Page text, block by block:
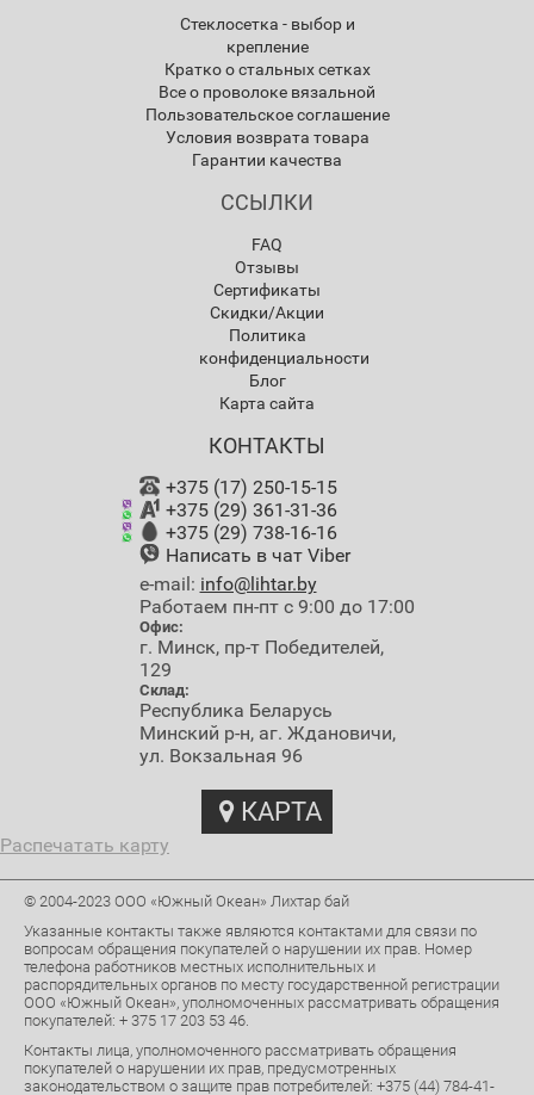
Стеклосетка - выбор и
крепление
Кратко о стальных сетках
Все о проволоке вязальной
Пользовательское соглашение
Условия возврата товара
Гарантии качества
ССЫЛКИ
FAQ
Отзывы
Сертификаты
Скидки/Акции
Политика
конфиденциальности
Блог
Карта сайта
КОНТАКТЫ
+375 (17) 250-15-15
+375 (29) 361-31-36
+375 (29) 738-16-16
Написать в чат Viber
e-mail: info@lihtar.by
Работаем пн-пт с 9:00 до 17:00
Офис:
г. Минск, пр-т Победителей,
129
Склад:
Республика Беларусь
Минский р-н, аг. Ждановичи,
ул. Вокзальная 96
КАРТА
Распечатать карту
© 2004-2023 ООО «Южный Океан» Лихтар бай
Указанные контакты также являются контактами для связи по
вопросам обращения покупателей о нарушении их прав. Номер
телефона работников местных исполнительных и
распорядительных органов по месту государственной регистрации
ООО «Южный Океан», уполномоченных рассматривать обращения
покупателей: + 375 17 203 53 46.
Контакты лица, уполномоченного рассматривать обращения
покупателей о нарушении их прав, предусмотренных
законодательством о защите прав потребителей: +375 (44) 784-41-